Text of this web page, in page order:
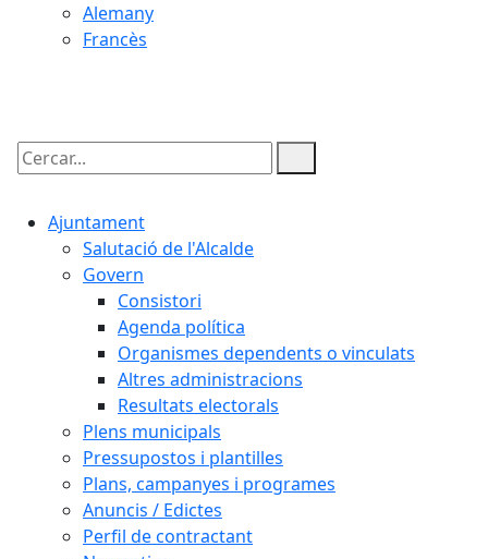
Alemany
Francès
Cercar:
Ajuntament
Salutació de l'Alcalde
Govern
Consistori
Agenda política
Organismes dependents o vinculats
Altres administracions
Resultats electorals
Plens municipals
Pressupostos i plantilles
Plans, campanyes i programes
Anuncis / Edictes
Perfil de contractant